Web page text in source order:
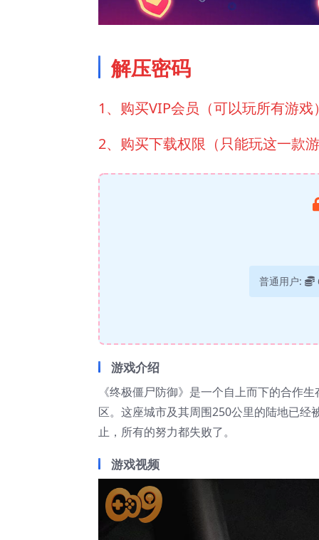
解压密码
1、购买VIP会员（可以玩所有游
2、购买下载权限（只能玩这一款
普通用户:
游戏介绍
《终极僵尸防御》是一个自上而下的合作
区。这座城市及其周围250公里的陆地已
止，所有的努力都失败了。
游戏视频